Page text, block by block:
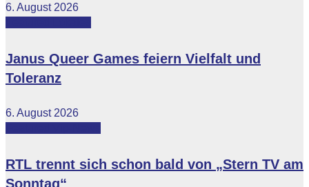
6. August 2026
Janus Queer Games feiern Vielfalt und
Toleranz
6. August 2026
RTL trennt sich schon bald von „Stern TV am
Sonntag“